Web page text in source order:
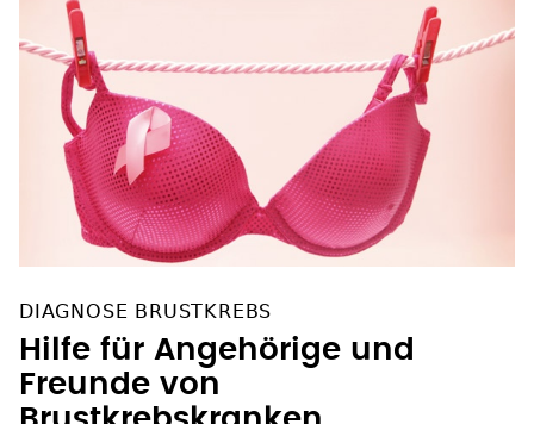
DIAGNOSE BRUSTKREBS
Hilfe für Angehörige und
Freunde von